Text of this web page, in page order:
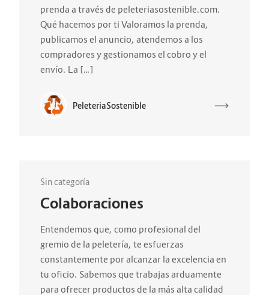
prenda a través de peleteriasostenible.com.
Qué hacemos por ti Valoramos la prenda,
publicamos el anuncio, atendemos a los
compradores y gestionamos el cobro y el
envío. La […]
PeleteriaSostenible
Sin categoría
Colaboraciones
Entendemos que, como profesional del
gremio de la peletería, te esfuerzas
constantemente por alcanzar la excelencia en
tu oficio. Sabemos que trabajas arduamente
para ofrecer productos de la más alta calidad